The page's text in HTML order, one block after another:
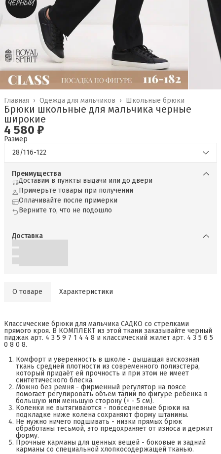
Школьные брюки
Одежда для мальчиков ›
Главная ›
Брюки школьные для мальчика черные
широкие
4 580 ₽
Размер
28/116-122
Преимущества
Доставим в пункты выдачи или до двери
Примерьте товары при получении
Оплачивайте после примерки
Верните то, что не подошло
Доставка
О товаре Характеристики
Классические брюки для мальчика САДКО со стрелками
прямого кроя. В КОМПЛЕКТ из этой ткани заказывайте черный
пиджак арт. 4 3 5 9 7 1 4 4 8 и классический жилет арт. 4 3 5 6 5
0 8 0 8.
Комфорт и уверенность в школе - дышащая вискозная
ткань средней плотности из современного полиэстера,
который придаёт ей прочность и при этом не имеет
синтетического блеска.
Можно без ремня - фирменный регулятор на поясе
помогает регулировать объём талии по фигуре ребёнка в
большую или меньшую сторону (+ - 5 см).
Коленки не вытягиваются - повседневные брюки на
подкладке ниже колена сохраняют форму штанины.
Не нужно ничего подшивать - низки прямых брюк
обработаны тесьмой, это предохраняет от износа и держит
форму.
Прочные карманы для ценных вещей - боковые и задний
карманы со специальной хлопкосодержащей тканью.